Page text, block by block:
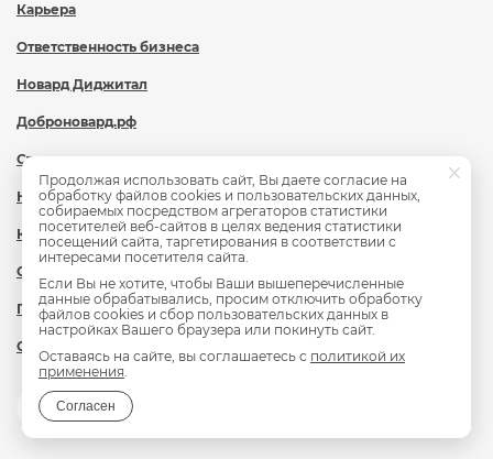
Карьера
Ответственность бизнеса
Новард Диджитал
Доброновард.рф
Статьи
Новости
Контакты
Охрана труда
Политика обработки персональных данных
Сведения об образовательной организации
Продолжая использовать сайт, Вы даете согласие на
обработку файлов cookies и пользовательских данных,
собираемых посредством агрегаторов статистики
посетителей веб-сайтов в целях ведения статистики
посещений сайта, таргетирования в соответствии с
интересами посетителя сайта.
Если Вы не хотите, чтобы Ваши вышеперечисленные
данные обрабатывались, просим отключить обработку
файлов cookies и сбор пользовательских данных в
настройках Вашего браузера или покинуть сайт.
Оставаясь на сайте, вы соглашаетесь с политикой их
применения.
Согласен